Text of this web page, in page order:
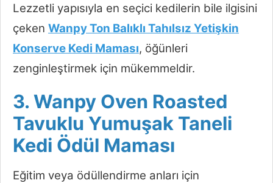
Lezzetli yapısıyla en seçici kedilerin bile ilgisini
çeken Wanpy Ton Balıklı Tahılsız Yetişkin
Konserve Kedi Maması, öğünleri
zenginleştirmek için mükemmeldir.
3. Wanpy Oven Roasted
Tavuklu Yumuşak Taneli
Kedi Ödül Maması
Eğitim veya ödüllendirme anları için